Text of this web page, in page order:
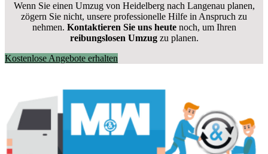
Wenn Sie einen Umzug von Heidelberg nach Langenau planen,
zögern Sie nicht, unsere professionelle Hilfe in Anspruch zu
nehmen. Kontaktieren Sie uns heutenoch, um Ihren
reibungslosen Umzugzu planen.
Kostenlose Angebote erhalten